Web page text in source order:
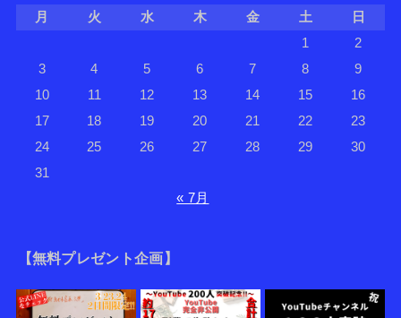
月
火 水 木 金 土
日
1
2
3
4 5 6 7 8
9
10
11 12 13 14 15
16
17
18 19 20 21 22
23
24
25 26 27 28 29
30
31
« 7月
【無料プレゼント企画】